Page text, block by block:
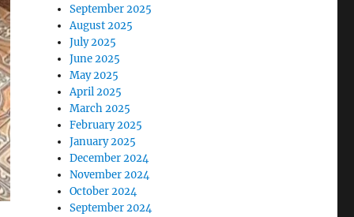
September 2025
August 2025
July 2025
June 2025
May 2025
April 2025
March 2025
February 2025
January 2025
December 2024
November 2024
October 2024
September 2024